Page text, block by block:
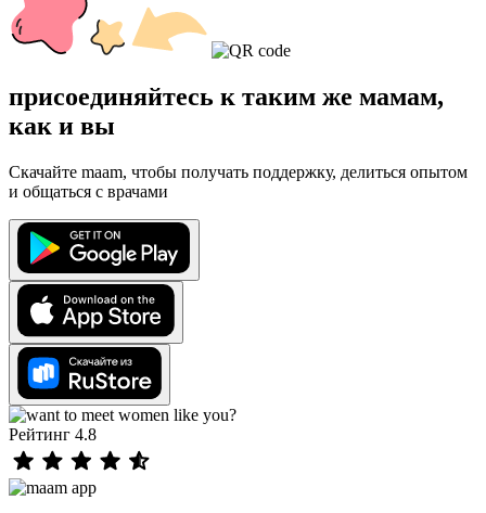
присоединяйтесь к таким же мамам,
как и вы
Скачайте maam, чтобы получать поддержку, делиться опытом
и общаться с врачами
Рейтинг 4.8